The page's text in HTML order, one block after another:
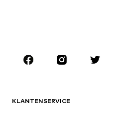
MERKEN
NAME IT
KLANTENSERVICE